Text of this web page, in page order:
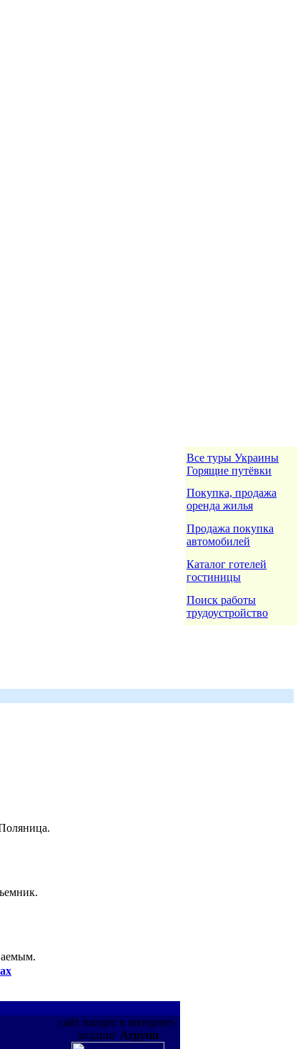
Все туры Украины
Горящие путёвки
Покупка, продажа
оренда жилья
Продажа покупка
автомобилей
Каталог готелей
гостиницы
Поиск работы
трудоустройство
сайт входит в интернет-
холдинг Агрупп